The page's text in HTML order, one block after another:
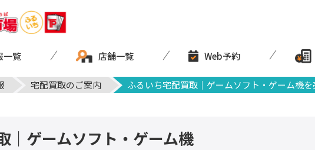
一覧 店舗一覧 Web予約
宅配買取のご案内 ふるいち宅配買取｜ゲームソフト・ゲーム機
｜ゲームソフト・ゲーム機